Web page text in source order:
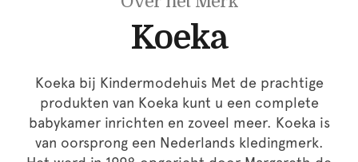
Koeka
Koeka bij Kindermodehuis Met de prachtige
produkten van Koeka kunt u een complete
babykamer inrichten en zoveel meer. Koeka is
van oorsprong een Nederlands kledingmerk.